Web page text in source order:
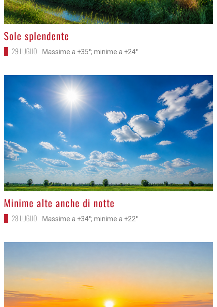
>
Sole splendente
29 LUGLIO Massime a +35°; minime a +24°
>Minime alte anche di notte
28 LUGLIO Massime a +34°; minime a +22°